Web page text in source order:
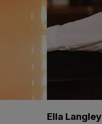
Ella Langley